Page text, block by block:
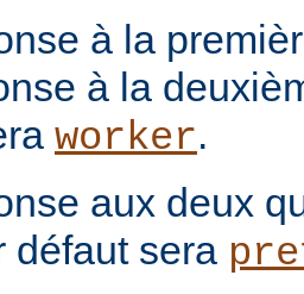
à la
à la
worker.
aux deux
défaut sera